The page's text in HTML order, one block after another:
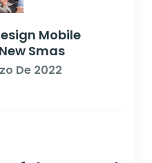
Mobile
Smas
De 2022